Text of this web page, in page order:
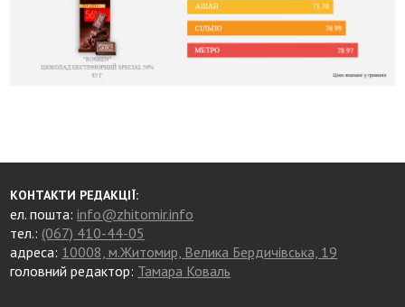
КОНТАКТИ РЕДАКЦІЇ:
ел. пошта:info@zhitomir.info
тел.: (067) 410-44-05
адреса: 10008, м.Житомир, Велика Бердичівська, 19
головний редактор: Тамара Коваль